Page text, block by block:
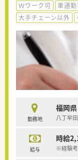
Ｗワーク可 車通
大手チェーン以外
勤務地
福岡
八丁牟
給与
時給
※経験